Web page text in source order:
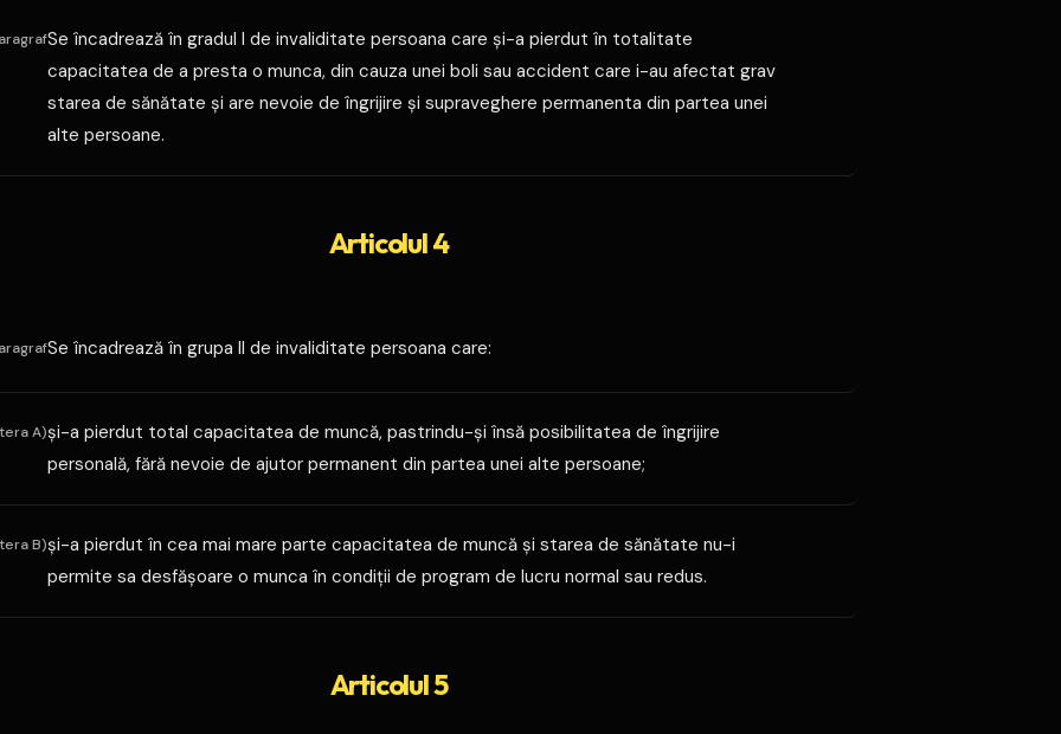
Se încadrează în gradul I de invaliditate persoana care şi-a pierdut în totalitate
capacitatea de a presta o munca, din cauza unei boli sau accident care i-au afectat grav
starea de sănătate şi are nevoie de îngrijire şi supraveghere permanenta din partea unei
alte persoane.
Articolul 4
Se încadrează în grupa II de invaliditate persoana care:
A)şi-a pierdut total capacitatea de muncă, pastrindu-şi însă posibilitatea de îngrijire
personală, fără nevoie de ajutor permanent din partea unei alte persoane;
B)şi-a pierdut în cea mai mare parte capacitatea de muncă şi starea de sănătate nu-i
permite sa desfăşoare o munca în condiţii de program de lucru normal sau redus.
Articolul 5